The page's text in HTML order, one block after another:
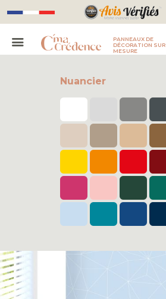
PANNEAUX DE
DÉCORATION SUR
MESURE
Nuancier